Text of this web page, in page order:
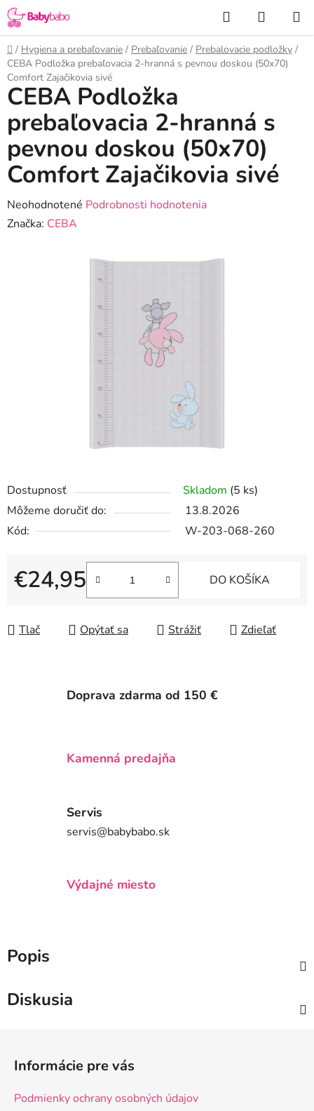
Prejsť
na
obsah
Hľadať
KOŠÍK
Domov
/ Hygiena a prebaľovanie / Prebaľovanie / Prebalovacie podložky /
CEBA Podložka prebaľovacia 2-hranná s pevnou doskou (50x70)
Comfort Zajačikovia sivé
Dostupnosť Skladom (5 ks)
Môžeme doručiť do:
13.8.2026
Kód:
W-203-068-260
€24,95
Jednotková cena:
DO KOŠÍKA
Tlač Opýtať sa Strážiť Zdieľať
CEBA Podložka
prebaľovacia 2-hranná s
pevnou doskou (50x70)
Comfort Zajačikovia sivé
Priemerné
hodnotenie
Neohodnotené Podrobnosti hodnotenia
Značka: CEBA
Doprava zdarma od 150 €
Kamenná predajňa
Servis
servis@babybabo.sk
Výdajné miesto
Popis
Diskusia
Informácie pre vás
Podmienky ochrany osobných údajov